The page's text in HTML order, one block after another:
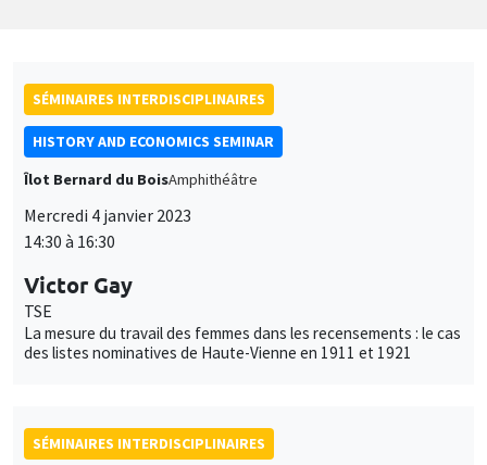
SÉMINAIRES INTERDISCIPLINAIRES
HISTORY AND ECONOMICS SEMINAR
Îlot Bernard du BoisAmphithéâtre
Mercredi 4 janvier 2023
14:30 à 16:30
Victor Gay
TSE
La mesure du travail des femmes dans les recensements : le cas
des listes nominatives de Haute-Vienne en 1911 et 1921
SÉMINAIRES INTERDISCIPLINAIRES